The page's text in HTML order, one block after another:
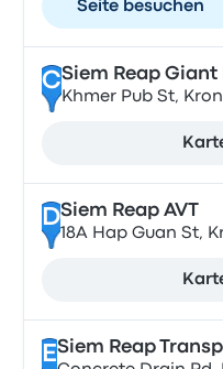
Seite besuchen
CSiem Reap Giant
Khmer Pub St,
DSiem Reap AVT
18A Hap Guan St,
ESiem Reap